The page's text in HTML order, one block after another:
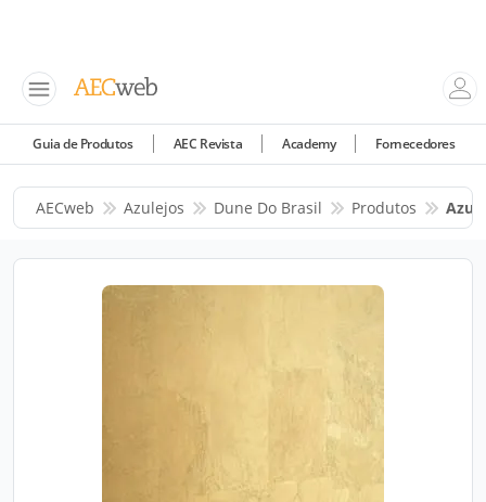
Guia de Produtos AEC Revista Academy Fornecedores
AECweb Azulejos Dune Do Brasil Produtos